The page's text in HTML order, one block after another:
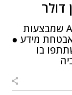
סיל סקיוריטי מפתחת טכנולוגיות AI שמבצעות
אבטחת מידע ●
בו